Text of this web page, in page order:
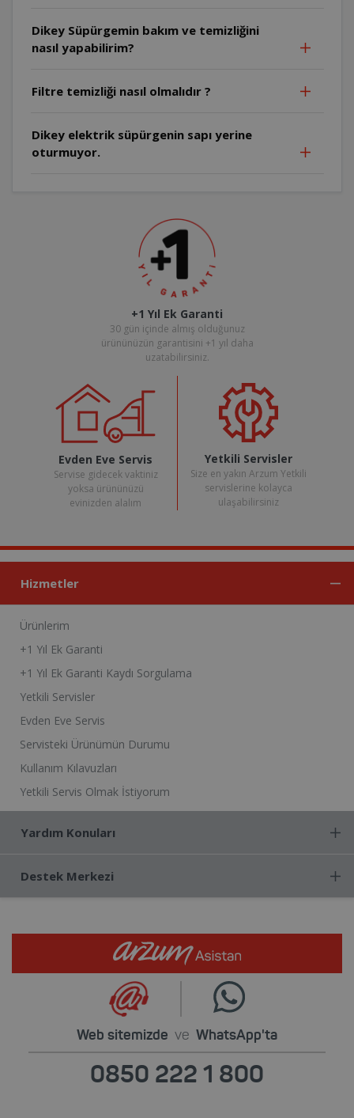
Dikey Süpürgemin bakım ve temizliğini
nasıl yapabilirim?
Filtre temizliği nasıl olmalıdır ?
Dikey elektrik süpürgenin sapı yerine
oturmuyor.
+1 Yıl Ek Garanti
30 gün içinde almış olduğunuz
ürününüzün garantisini +1 yıl daha
uzatabilirsiniz.
Evden Eve Servis
Servise gidecek vaktiniz
yoksa ürününüzü
evinizden alalım
Yetkili Servisler
Size en yakın Arzum Yetkili
servislerine kolayca
ulaşabilirsiniz
Hizmetler
Ürünlerim
+1 Yıl Ek Garanti
+1 Yıl Ek Garanti Kaydı Sorgulama
Yetkili Servisler
Evden Eve Servis
Servisteki Ürünümün Durumu
Kullanım Kılavuzları
Yetkili Servis Olmak İstiyorum
Yardım Konuları
Destek Merkezi
Web sitemizde ve WhatsApp'ta
0850 222 1 800